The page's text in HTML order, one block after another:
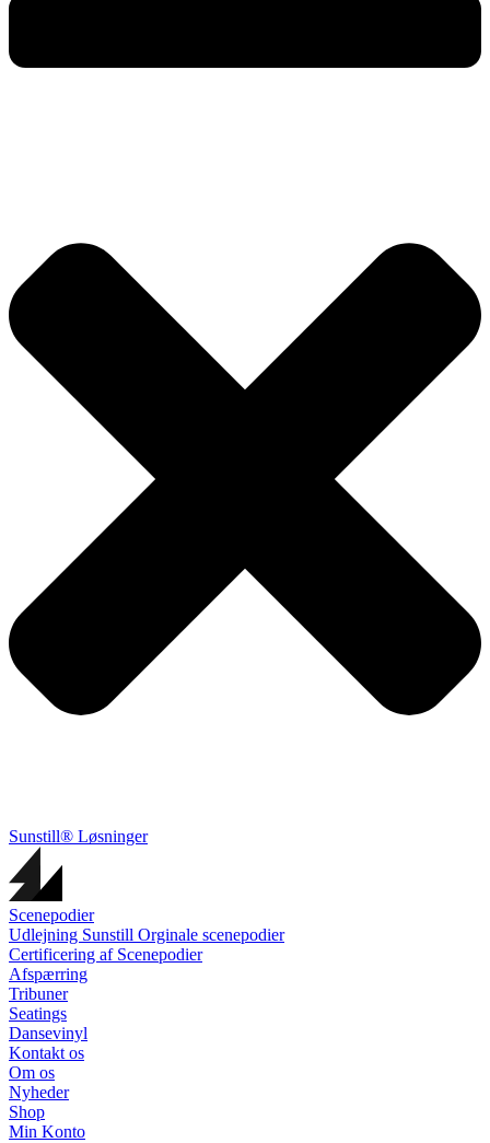
Sunstill® Løsninger
Scenepodier
Udlejning Sunstill Orginale scenepodier
Certificering af Scenepodier
Afspærring
Tribuner
Seatings
Dansevinyl
Kontakt os
Om os
Nyheder
Shop
Min Konto